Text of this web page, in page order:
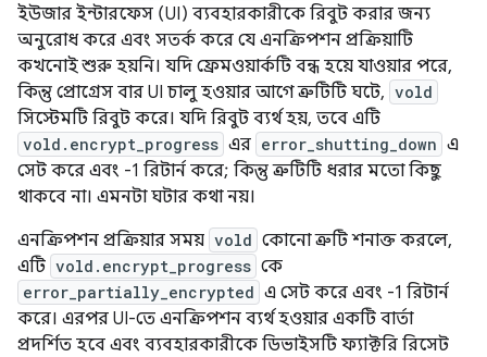
ইউজার ইন্টারফেস (UI) ব্যবহারকারীকে রিবুট করার জন্য
অনুরোধ করে এবং সতর্ক করে যে এনক্রিপশন প্রক্রিয়াটি
কখনোই শুরু হয়নি। যদি ফ্রেমওয়ার্কটি বন্ধ হয়ে যাওয়ার পরে,
কিন্তু প্রোগ্রেস বার UI চালু হওয়ার আগে ত্রুটিটি ঘটে, vold
সিস্টেমটি রিবুট করে। যদি রিবুট ব্যর্থ হয়, তবে এটি
vold.encrypt_progress এর error_shutting_down এ
সেট করে এবং -1 রিটার্ন করে; কিন্তু ত্রুটিটি ধরার মতো কিছু
থাকবে না। এমনটা ঘটার কথা নয়।
এনক্রিপশন প্রক্রিয়ার সময় vold কোনো ত্রুটি শনাক্ত করলে,
এটি vold.encrypt_progress কে
error_partially_encrypted এ সেট করে এবং -1 রিটার্ন
করে। এরপর UI-তে এনক্রিপশন ব্যর্থ হওয়ার একটি বার্তা
প্রদর্শিত হবে এবং ব্যবহারকারীকে ডিভাইসটি ফ্যাক্টরি রিসেট